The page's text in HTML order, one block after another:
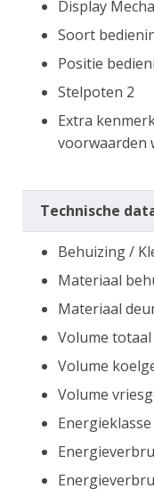
Display
Soort
Positie
Stelpoten 2
Extra
voorwaarden
Technische
Behuizing /
Materiaal
Materiaal
Volume totaal
Volume
Volume
Energieklasse